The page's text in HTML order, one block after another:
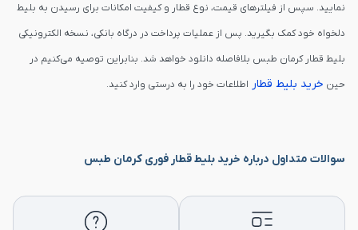
نمایید. سپس از فیلترهای قیمت، نوع قطار و کیفیت امکانات برای رسیدن به بلیط
دلخواه خود کمک بگیرید. پس از عملیات پرداخت در درگاه بانکی، نسخه الکترونیکی
بلیط قطار کرمان طبس بلافاصله دانلود خواهد شد. بنابراین توصیه می‌کنیم در
حین خرید بلیط قطار اطلاعات خود را به درستی وارد کنید.
سوالات متداول درباره خرید بلیط قطار فوری کرمان طبس